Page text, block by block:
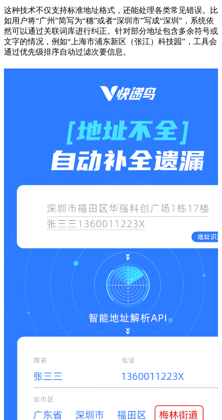
这种技术不仅支持标准地址格式，还能处理各类常见错误。比
如用户将“广州”简写为“穗”或者“深圳市”写成“深圳”，系统依
然可以通过关联词库进行纠正。针对部分地址包含多余符号或
文字的情况，例如“上海市浦东新区（张江）科技园”，工具会
通过优先级排序自动过滤次要信息。